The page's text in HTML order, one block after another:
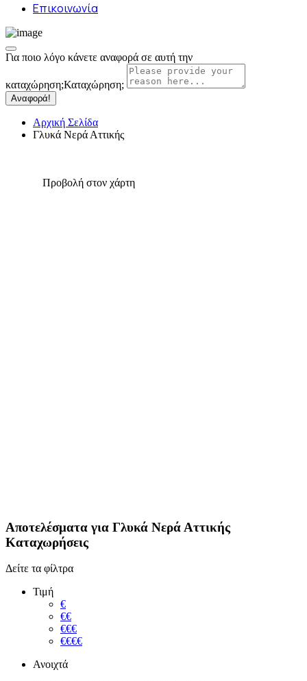
Επικοινωνία
Για ποιο λόγο κάνετε αναφορά σε αυτή την
καταχώρηση;Καταχώρηση;
Αναφορά!
Αρχική Σελίδα
Γλυκά Νερά Αττικής
Προβολή στον χάρτη
Αποτελέσματα για Γλυκά Νερά Αττικής
Καταχωρήσεις
Δείτε τα φίλτρα
Τιμή
€
€€
€€€
€€€€
Ανοιχτά